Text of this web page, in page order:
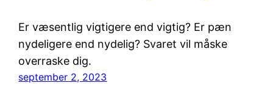
Er væsentlig vigtigere end vigtig? Er pæn
nydeligere end nydelig? Svaret vil måske
overraske dig.
september 2, 2023